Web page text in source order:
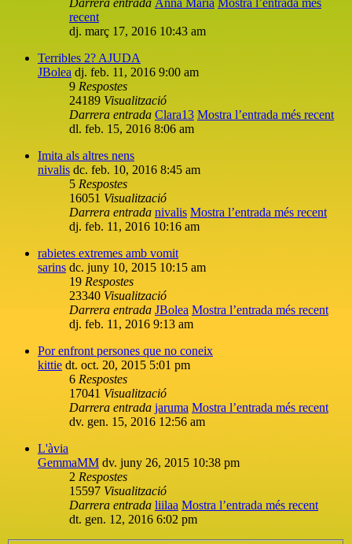
recent
dj. març 17, 2016 10:43 am
Terribles 2? AJUDA
JBolea dj. feb. 11, 2016 9:00 am
9 Respostes
24189 Visualització
Darrera entrada Clara13 Mostra l’entrada més recent
dl. feb. 15, 2016 8:06 am
Imita als altres nens
nivalis dc. feb. 10, 2016 8:45 am
5 Respostes
16051 Visualització
Darrera entrada nivalis Mostra l’entrada més recent
dj. feb. 11, 2016 10:16 am
rabietes extremes amb vomit
sarins dc. juny 10, 2015 10:15 am
19 Respostes
23340 Visualització
Darrera entrada JBolea Mostra l’entrada més recent
dj. feb. 11, 2016 9:13 am
Por enfront persones que no coneix
kittie dt. oct. 20, 2015 5:01 pm
6 Respostes
17041 Visualització
Darrera entrada jaruma Mostra l’entrada més recent
dv. gen. 15, 2016 12:56 am
L'àvia
GemmaMM dv. juny 26, 2015 10:38 pm
2 Respostes
15597 Visualització
Darrera entrada liilaa Mostra l’entrada més recent
dt. gen. 12, 2016 6:02 pm